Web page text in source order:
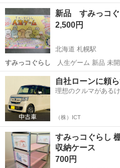
１ヶ月使ったか…
宮城 仙台市 大町西公園駅
新品 すみっコ
2,500円
北海道 札幌駅
すみっコぐらし 人生ゲーム 新品 未
北海道 札幌市 札幌駅 ボー
自社ローンに頼
理想のクルマがある
（株）ICT
すみっコぐらし
収納ケース
700円